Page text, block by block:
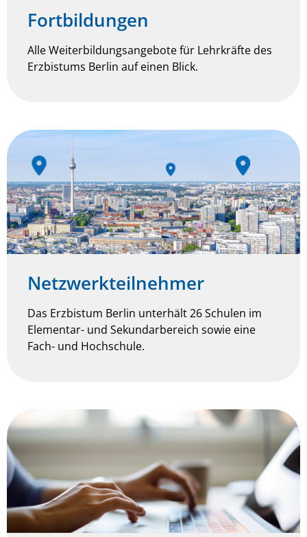
Fortbildungen
Alle Weiterbildungsangebote für Lehrkräfte des
Erzbistums Berlin auf einen Blick.
Netzwerkteil­­nehmer
Das Erzbistum Berlin unterhält 26 Schulen im
Elementar- und Sekundarbereich sowie eine
Fach- und Hochschule.